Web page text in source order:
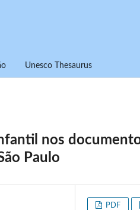
Unesco Thesaurus
nos
Paulo
PDF